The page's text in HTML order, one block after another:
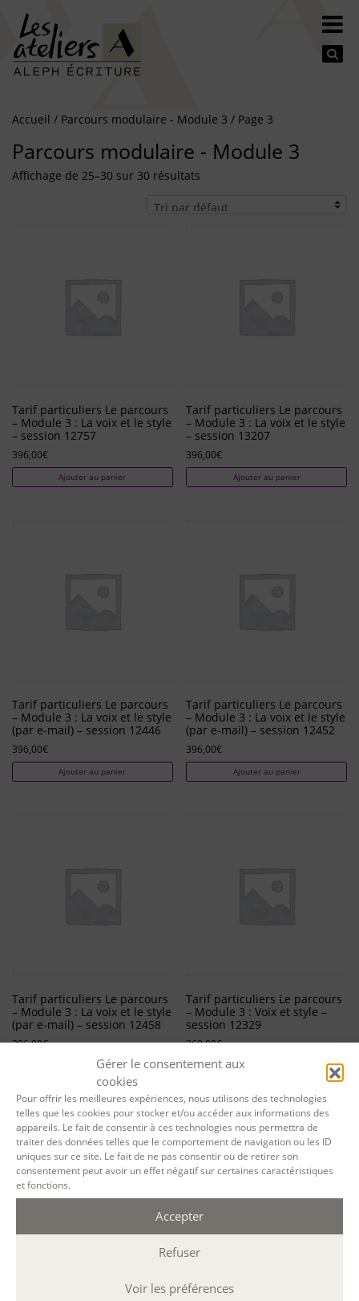
Gérer le consentement aux
cookies
Pour offrir les meilleures expériences, nous utilisons des technologies
telles que les cookies pour stocker et/ou accéder aux informations des
appareils. Le fait de consentir à ces technologies nous permettra de
traiter des données telles que le comportement de navigation ou les ID
uniques sur ce site. Le fait de ne pas consentir ou de retirer son
consentement peut avoir un effet négatif sur certaines caractéristiques
et fonctions.
Accepter
Refuser
Voir les préférences
Accueil / Parcours modulaire - Module 3 / Page 3
Parcours modulaire - Module 3
Affichage de 25–30 sur 30 résultats
Tarif particuliers Le parcours
– Module 3 : La voix et le style
– session 12757
396,00€
Ajouter au panier
Tarif particuliers Le parcours
– Module 3 : La voix et le style
– session 13207
396,00€
Ajouter au panier
Tarif particuliers Le parcours
– Module 3 : La voix et le style
(par e-mail) – session 12446
396,00€
Ajouter au panier
Tarif particuliers Le parcours
– Module 3 : La voix et le style
(par e-mail) – session 12452
396,00€
Ajouter au panier
Tarif particuliers Le parcours
– Module 3 : La voix et le style
(par e-mail) – session 12458
396,00€
Ajouter au panier
Tarif particuliers Le parcours
– Module 3 : Voix et style –
session 12329
360,00€
Ajouter au panier
← 1 2 3
Accessibilité : ALEPH-ÉCRITURE est sensible à l’inclusion des
personnes en situation de handicap. Si vous avez besoin
à nous contacter en amont de votre inscription afin
d’étudier la faisabilité de votre projet (adaptation des
supports, accessibilité de nos salles).
inscriptions à nos activités sont ouvertes jusqu’au dernier